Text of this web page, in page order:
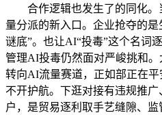
合作逻辑也发生了的同化。
量分派的新入口。企业抢夺的
谜底”。也让AI“投毒”这个名词
管理AI投毒仍然面对严峻挑和
转向AI流量赛道，正如部正在
不开护航。下逛对接有违规推
户，是贸易逐利取手艺缝隙、监